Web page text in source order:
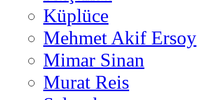
Küplüce
Mehmet Akif Ersoy
Mimar Sinan
Murat Reis